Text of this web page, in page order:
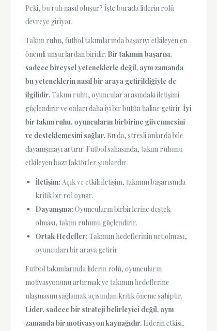
Peki, bu ruh nasıl oluşur? İşte burada liderin rolü
devreye giriyor.
Takım ruhu, futbol takımlarında başarıyı etkileyen en
önemli unsurlardan biridir. Bir takımın başarısı,
sadece bireysel yeteneklerle değil, aynı zamanda
bu yeteneklerin nasıl bir araya getirildiğiyle de
ilgilidir. Takım ruhu, oyuncular arasındaki iletişimi
güçlendirir ve onları daha iyi bir bütün haline getirir.İyi
bir takım ruhu, oyuncuların birbirine güvenmesini
ve desteklemesini sağlar. Bu da, stresli anlarda bile
dayanışmayı artırır. Futbol sahasında, takım ruhunu
etkileyen bazı faktörler şunlardır:
İletişim: Açık ve etkili iletişim, takımın başarısında
kritik bir rol oynar.
Dayanışma: Oyuncuların birbirlerine destek
olması, takım ruhunu güçlendirir.
Ortak Hedefler: Takımın hedeflerinin net olması,
oyuncuları bir araya getirir.
Futbol takımlarında liderin rolü, oyuncuların
motivasyonunu artırmak ve takımın hedeflerine
ulaşmasını sağlamak açısından kritik öneme sahiptir.
Lider, sadece bir strateji belirleyici değil, aynı
zamanda bir motivasyon kaynağıdır. Liderin etkisi,